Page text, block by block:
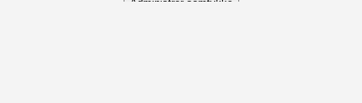
Administrer samtykke